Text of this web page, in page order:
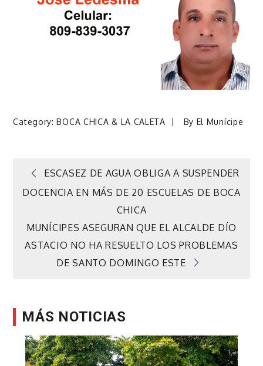
Category:BOCA CHICA & LA CALETA By El Munícipe
Navegación
entradas
ESCASEZ DE AGUA OBLIGA A SUSPENDER
DOCENCIA EN MÁS DE 20 ESCUELAS DE BOCA
CHICA
MUNÍCIPES ASEGURAN QUE EL ALCALDE DÍO
ASTACIO NO HA RESUELTO LOS PROBLEMAS
DE SANTO DOMINGO ESTE
MÁS NOTICIAS